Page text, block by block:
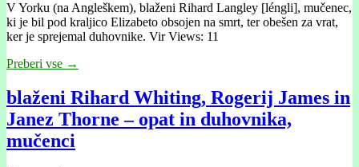
V Yorku (na Angleškem), blaženi Rihard Langley [léngli], mučenec,
ki je bil pod kraljico Elizabeto obsojen na smrt, ter obešen za vrat,
ker je sprejemal duhovnike. Vir Views: 11
Preberi vse →
blaženi Rihard Whiting, Rogerij James in
Janez Thorne – opat in duhovnika,
mučenci